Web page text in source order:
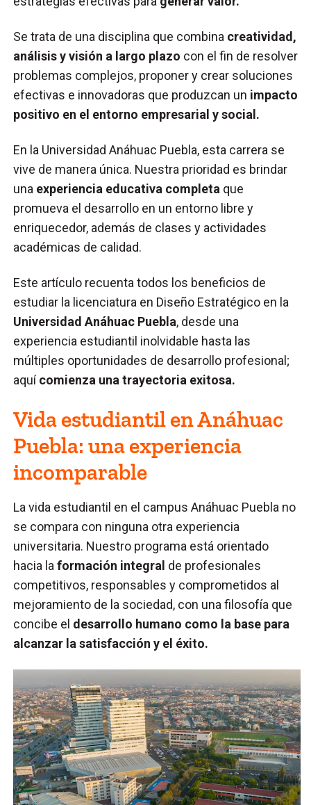
Se trata de una disciplina que combina creatividad,
análisis y visión a largo plazo con el fin de resolver
problemas complejos, proponer y crear soluciones
efectivas e innovadoras que produzcan un impacto
positivo en el entorno empresarial y social.
En la Universidad Anáhuac Puebla, esta carrera se
vive de manera única. Nuestra prioridad es brindar
una experiencia educativa completa que
promueva el desarrollo en un entorno libre y
enriquecedor, además de clases y actividades
académicas de calidad.
Este artículo recuenta todos los beneficios de
estudiar la licenciatura en Diseño Estratégico en la
Universidad Anáhuac Puebla, desde una
experiencia estudiantil inolvidable hasta las
múltiples oportunidades de desarrollo profesional;
aquícomienza una trayectoria exitosa.
Vida estudiantil en Anáhuac
Puebla: una experiencia
incomparable
La vida estudiantil en el campus Anáhuac Puebla no
se compara con ninguna otra experiencia
universitaria. Nuestro programa está orientado
hacia laformación integral de profesionales
competitivos, responsables y comprometidos al
mejoramiento de la sociedad, con una filosofía que
concibe el desarrollo humano como la base para
alcanzar la satisfacción y el éxito.